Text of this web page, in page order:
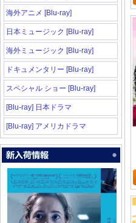
海外アニメ [Blu-ray]
日本ミュージック [Blu-ray]
海外ミュージック [Blu-ray]
ドキュメンタリー [Blu-ray]
スペシャル ショー [Blu-ray]
[Blu-ray] 日本ドラマ
[Blu-ray] アメリカドラマ